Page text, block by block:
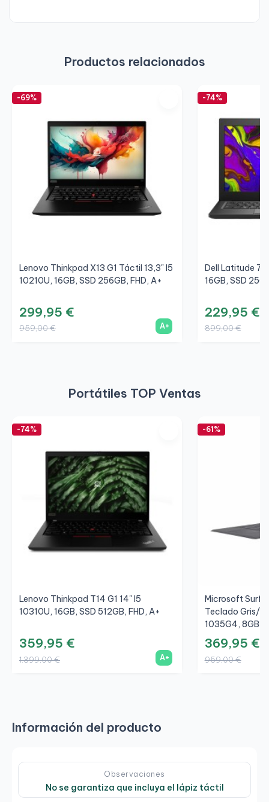
Productos relacionados
-69%
Lenovo Thinkpad X13 G1 Táctil 13,3" I5
10210U, 16GB, SSD 256GB, FHD, A+
299,95 €
959,00 € A+
-74%
Dell Latitude
16GB, SSD
229,95 €
899,00 €
Portátiles TOP Ventas
-74%
Lenovo Thinkpad T14 G1 14" I5
10310U, 16GB, SSD 512GB, FHD, A+
359,95 €
1.399,00 € A+
-61%
Microsoft
Teclado Gris/
1035G4, 8GB,
369,95 €
959,00 €
Información del producto
Observaciones
No se garantiza que incluya el lápiz táctil